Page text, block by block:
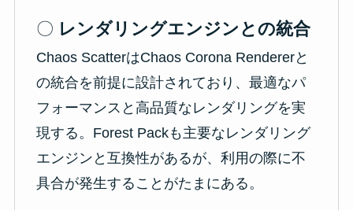
〇 レンダリングエンジンとの統合
Chaos ScatterはChaos Corona Rendererと
の統合を前提に設計されており、最適なパ
フォーマンスと高品質なレンダリングを実
現する。Forest Packも主要なレンダリング
エンジンと互換性があるが、利用の際に不
具合が発生することがたまにある。